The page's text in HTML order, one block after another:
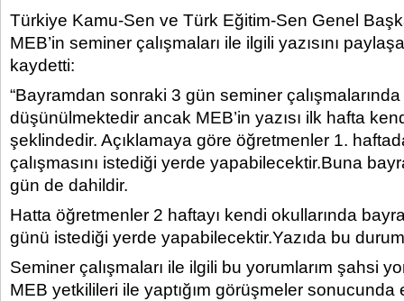
Türkiye Kamu-Sen ve Türk Eğitim-Sen Genel
MEB’in seminer çalışmaları ile ilgili yazısını
kaydetti:
“Bayramdan sonraki 3 gün seminer
düşünülmektedir ancak MEB’in yazısı ilk hafta
şeklindedir. Açıklamaya göre öğretmenler 1.
çalışmasını istediği yerde yapabilecektir.Buna
gün de dahildir.
Hatta öğretmenler 2 haftayı kendi okullarında
günü istediği yerde yapabilecektir.Yazıda bu
Seminer çalışmaları ile ilgili bu yorumlarım şahsi
MEB yetkilileri ile yaptığım görüşmeler sonucunda